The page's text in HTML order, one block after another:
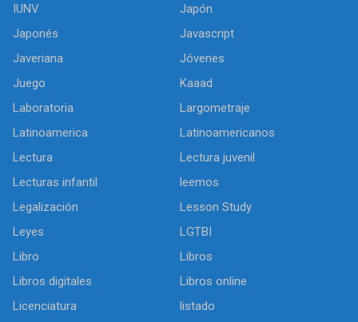
IUNV
Japón
Japonés
Javascript
Javeriana
Jóvenes
Juego
Kaaad
Laboratoria
Largometraje
Latinoamerica
Latinoamericanos
Lectura
Lectura juvenil
Lecturas infantil
leemos
Legalización
Lesson Study
Leyes
LGTBI
Libro
Libros
Libros digitales
Libros online
Licenciatura
listado